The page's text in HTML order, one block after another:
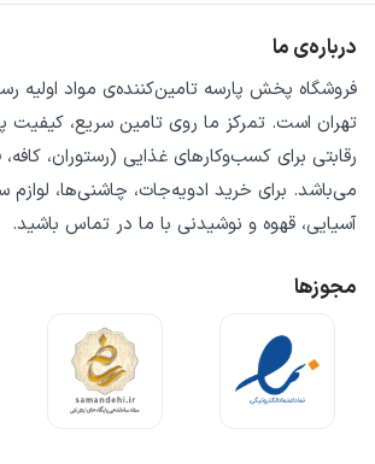
درباره‌ی ما
فروشگاه پخش پارسه تامین‌کننده‌ی مواد اولیه
تهران است. تمرکز ما روی تامین سریع، کیفیت
رقابتی برای کسب‌وکارهای غذایی (رستوران،
می‌باشد. برای خرید ادویه‌جات، چاشنی‌ها،
آسیایی، قهوه و نوشیدنی با ما در تماس باشید.
مجوزها